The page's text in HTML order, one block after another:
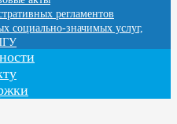
регламентов
социально-значимых услуг,